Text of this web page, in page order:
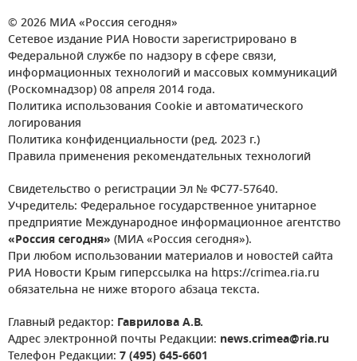
© 2026 МИА «Россия сегодня»
Сетевое издание РИА Новости зарегистрировано в
Федеральной службе по надзору в сфере связи,
информационных технологий и массовых коммуникаций
(Роскомнадзор) 08 апреля 2014 года.
Политика использования Cookie и автоматического
логирования
Политика конфиденциальности (ред. 2023 г.)
Правила применения рекомендательных технологий
Свидетельство о регистрации Эл № ФС77-57640.
Учредитель: Федеральное государственное унитарное
предприятие Международное информационное агентство
«Россия сегодня» (МИА «Россия сегодня»).
При любом использовании материалов и новостей сайта
РИА Новости Крым гиперссылка на https://crimea.ria.ru
обязательна не ниже второго абзаца текста.
Главный редактор: Гаврилова А.В.
Адрес электронной почты Редакции: news.crimea@ria.ru
Телефон Редакции: 7 (495) 645-6601